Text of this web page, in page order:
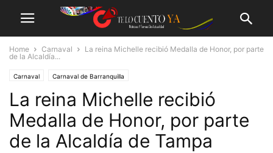
Home Carnaval
La reina Michelle recibió Medalla de Honor, por parte
de la Alcaldía...
Carnaval Carnaval de Barranquilla
La reina Michelle recibió
Medalla de Honor, por parte
de la Alcaldía de Tampa